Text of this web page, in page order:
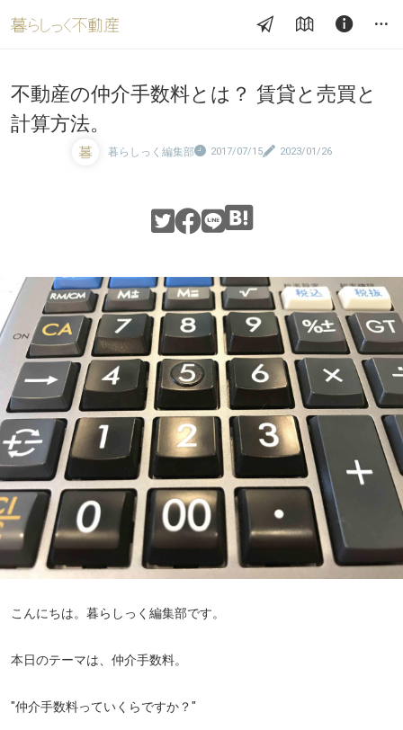
不動産の仲介手数料とは？ 賃貸と売買と
計算方法。
暮らしっく編集部 2017/07/15 2023/01/26
こんにちは。暮らしっく編集部です。
本日のテーマは、仲介手数料。
"仲介手数料っていくらですか？"